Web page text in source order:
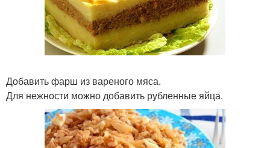
Добавить фарш из вареного мяса.
Для нежности можно добавить рубленные яйца.